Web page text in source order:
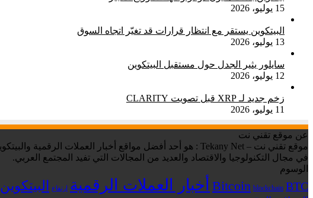
15 يوليو، 2026
البيتكوين يستقر مع انتظار قرارات قد تغيّر اتجاه السوق
13 يوليو، 2026
سايلور يثير الجدل حول مستقبل البيتكوين
12 يوليو، 2026
زخم جديد لـ XRP قبل تصويت CLARITY
11 يوليو، 2026
عن موقع تقني نت
في مجال التكنولوجيا والاقتصاد والعديد من المجالات التي تفيد المجتمع العربي.
الوسوم
Bitcoin blockchain BTC أخبار العملات الرقمية ارتفاع البيتكوين